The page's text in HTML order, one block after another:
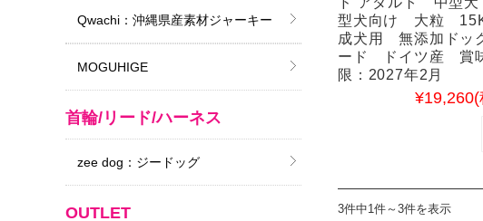
型犬向け 大粒
成犬用 無添加ドッ
ード ドイツ産 賞
限：2027年2月
¥19,260
3件中1件～3件を表示
Qwachi：沖縄県産素材ジャーキー
MOGUHIGE
首輪/リード/ハーネス
zee dog：ジードッグ
OUTLET